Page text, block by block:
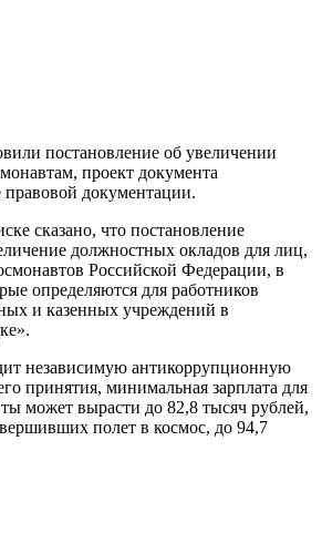
постановление об увеличении
проект документа
правовой документации.
сказано, что постановление
должностных окладов для лиц,
Российской Федерации, в
определяются для работников
и казенных учреждений в
независимую антикоррупционную
принятия, минимальная зарплата для
может вырасти до 82,8 тысяч рублей,
полет в космос, до 94,7